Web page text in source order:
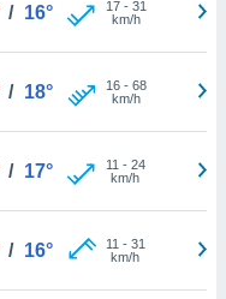
/ 16° 17- 31
km/h
/ 18° 16- 68
km/h
/ 17° 11 - 24
km/h
/ 16° 11 - 31
km/h